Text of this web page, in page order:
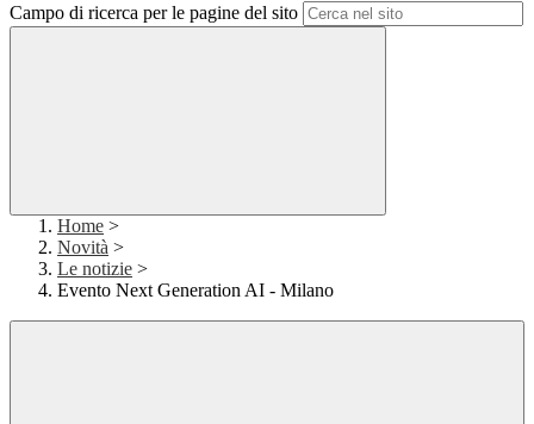
Campo di ricerca per le pagine del sito
Home >
Novità >
Le notizie >
Evento Next Generation AI - Milano